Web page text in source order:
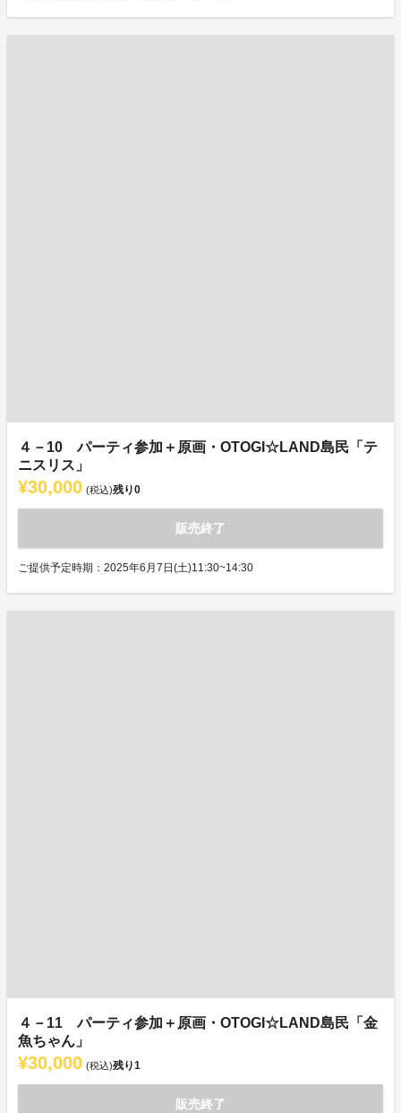
４－10 パーティ参加＋原画・OTOGI☆LAND島民「テ
ニスリス」
¥30,000 (税込)残り0
販売終了
ご提供予定時期：2025年6月7日(土)11:30~14:30
４－11 パーティ参加＋原画・OTOGI☆LAND島民「金
魚ちゃん」
¥30,000 (税込)残り1
販売終了